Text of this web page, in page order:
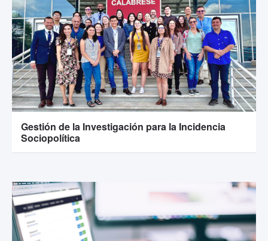
Gestión de la Investigación para la Incidencia
Sociopolítica